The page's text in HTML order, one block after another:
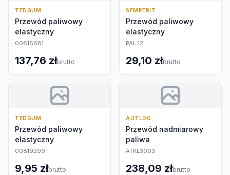
TEDGUM
Przewód paliwowy
elastyczny
00816681
137,76 złbrutto
SEMPERIT
Przewód paliwowy
elastyczny
PAL 12
29,10 złbrutto
TEDGUM
Przewód paliwowy
elastyczny
00819299
9,95 złbrutto
AUTLOG
Przewód nadmiarowy
paliwa
ATKL3003
238,09 złbrutto